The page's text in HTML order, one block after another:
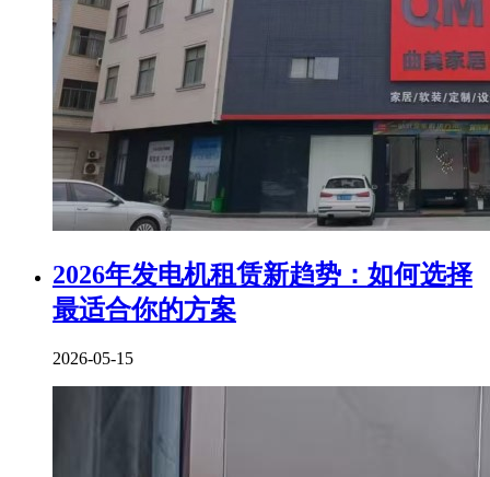
2026年发电机租赁新趋势：如何选择
最适合你的方案
2026-05-15